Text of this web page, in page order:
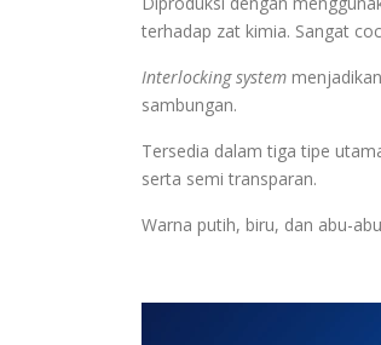
terhadap zat kimia. Sangat
Interlocking system
sambungan.
Tersedia dalam tiga tipe
serta semi transparan.
Warna putih, biru, dan abu-